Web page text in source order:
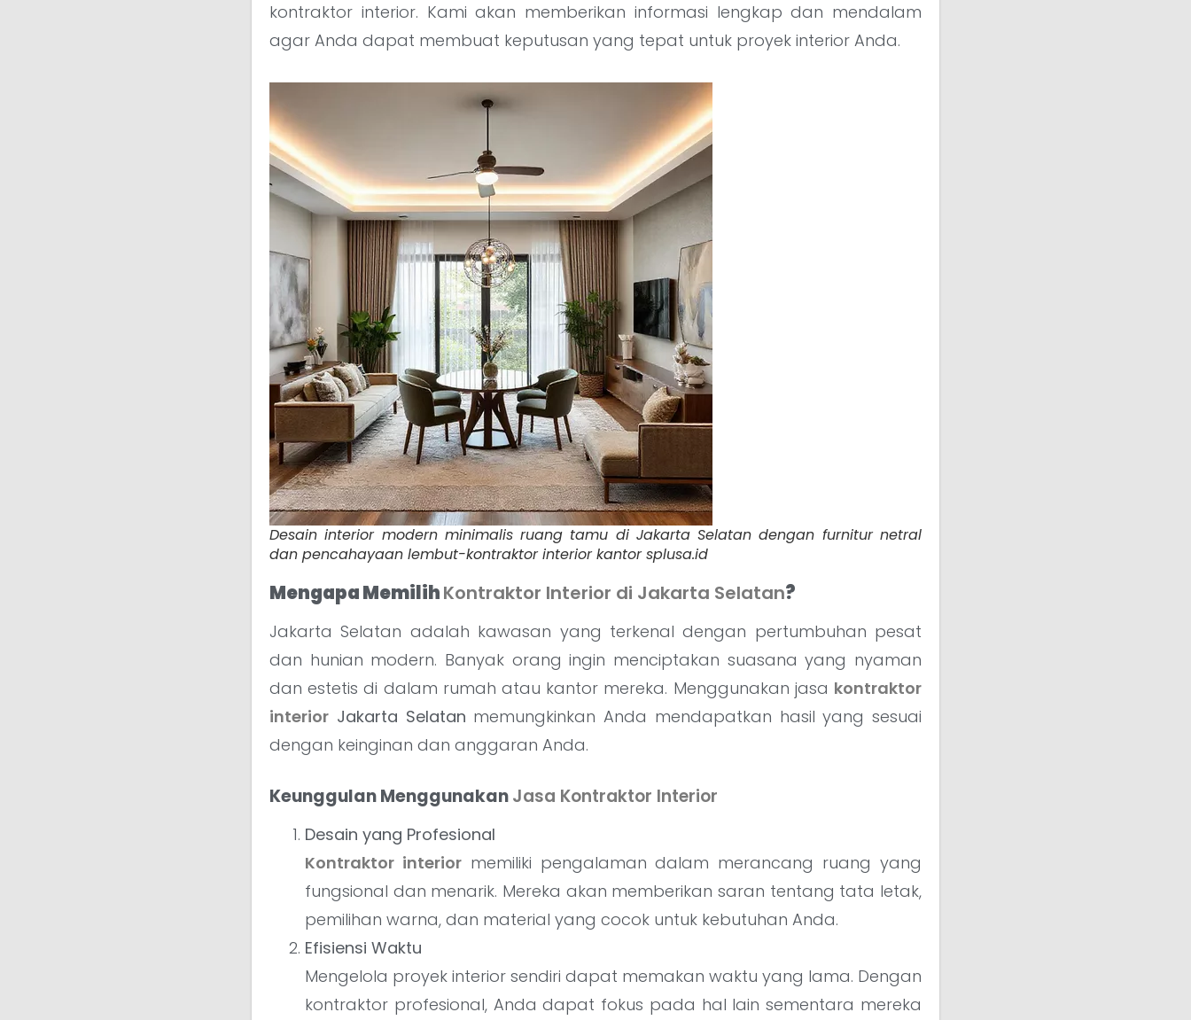
kontraktor interior. Kami akan memberikan informasi lengkap dan mendalam
agar Anda dapat membuat keputusan yang tepat untuk proyek interior Anda.
Desain interior modern minimalis ruang tamu di Jakarta Selatan dengan furnitur netral
dan pencahayaan lembut-kontraktor interior kantor splusa.id
Mengapa MemilihKontraktor Interior di Jakarta Selatan?
Jakarta Selatan adalah kawasan yang terkenal dengan pertumbuhan pesat
dan hunian modern. Banyak orang ingin menciptakan suasana yang nyaman
dan estetis di dalam rumah atau kantor mereka. Menggunakan jasa kontraktor
interior Jakarta Selatan memungkinkan Anda mendapatkan hasil yang sesuai
dengan keinginan dan anggaran Anda.
Keunggulan MenggunakanJasa Kontraktor Interior
Desain yang Profesional
Kontraktor interiormemiliki pengalaman dalam merancang ruang yang
fungsional dan menarik. Mereka akan memberikan saran tentang tata letak,
pemilihan warna, dan material yang cocok untuk kebutuhan Anda.
Efisiensi Waktu
Mengelola proyek interior sendiri dapat memakan waktu yang lama. Dengan
kontraktor profesional, Anda dapat fokus pada hal lain sementara mereka